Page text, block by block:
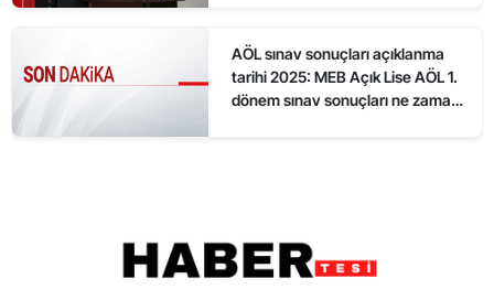
AÖL sınav sonuçları açıklanma
tarihi 2025: MEB Açık Lise AÖL 1.
dönem sınav sonuçları ne zaman